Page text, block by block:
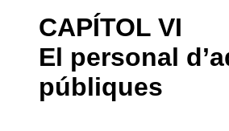
CAPÍTOL VI
El personal
públiques